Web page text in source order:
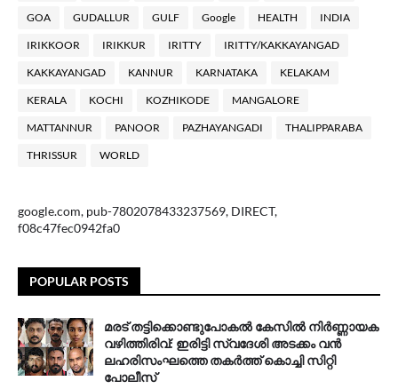
GOA GUDALLUR GULF Google HEALTH INDIA
IRIKKOOR IRIKKUR IRITTY IRITTY/KAKKAYANGAD
KAKKAYANGAD KANNUR KARNATAKA KELAKAM
KERALA KOCHI KOZHIKODE MANGALORE
MATTANNUR PANOOR PAZHAYANGADI THALIPPARABA
THRISSUR WORLD
google.com, pub-7802078433237569, DIRECT,
f08c47fec0942fa0
POPULAR POSTS
മരട് തട്ടിക്കൊണ്ടുപോകൽ കേസിൽ നിർണ്ണായക
വഴിത്തിരിവ്: ഇരിട്ടി സ്വദേശി അടക്കം വൻ
ലഹരിസംഘത്തെ തകർത്ത് കൊച്ചി സിറ്റി
പോലീസ്